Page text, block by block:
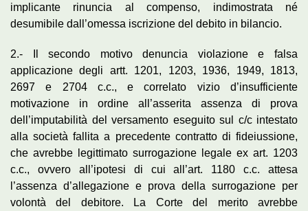
implicante rinuncia al compenso, indimostrata né
desumibile dall’omessa iscrizione del debito in bilancio.
2.- Il secondo motivo denuncia violazione e falsa
applicazione degli artt. 1201, 1203, 1936, 1949, 1813,
2697 e 2704 c.c., e correlato vizio d’insufficiente
motivazione in ordine all’asserita assenza di prova
dell’imputabilità del versamento eseguito sul c/c intestato
alla società fallita a precedente contratto di fideiussione,
che avrebbe legittimato surrogazione legale ex art. 1203
c.c., ovvero all’ipotesi di cui all’art. 1180 c.c. attesa
l’assenza d’allegazione e prova della surrogazione per
volontà del debitore. La Corte del merito avrebbe